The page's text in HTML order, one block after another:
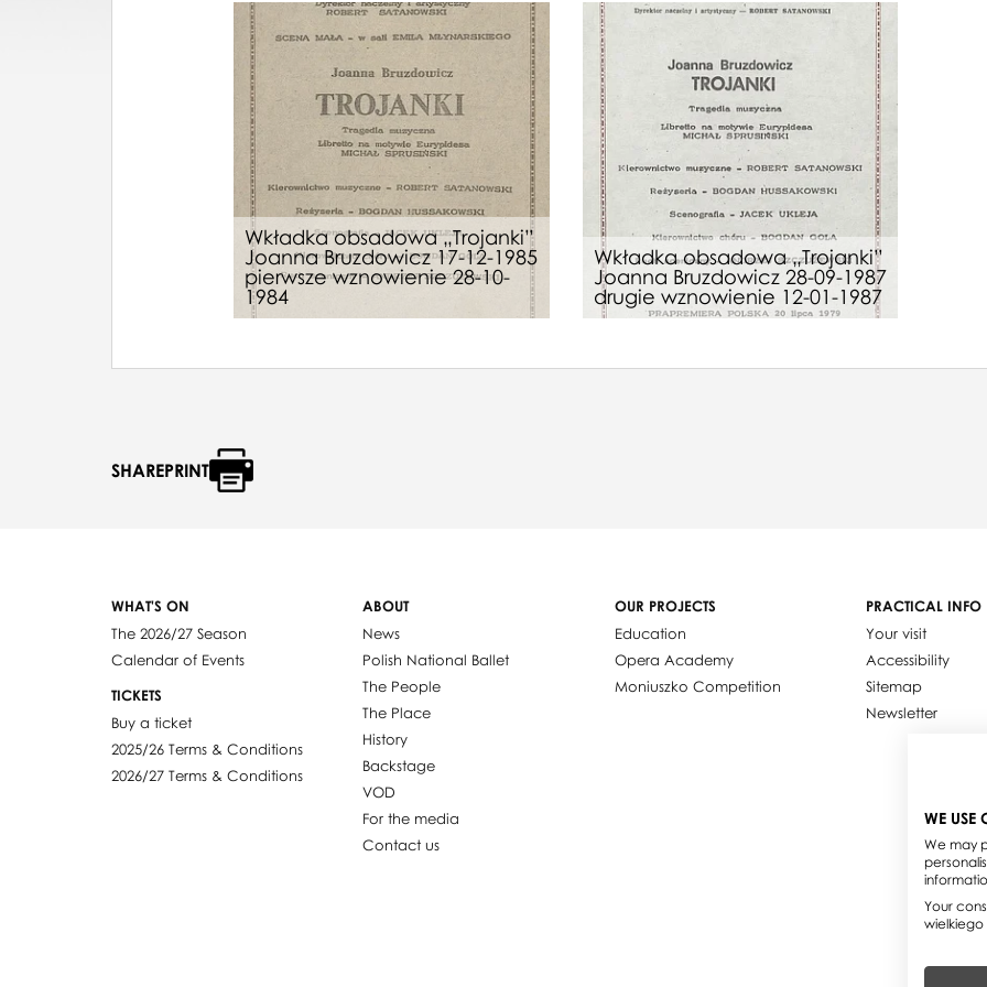
Wkładka obsadowa „Trojanki”
Joanna Bruzdowicz 17-12-1985
pierwsze wznowienie 28-10-
1984
Wkładka obsadowa „Trojanki”
Joanna Bruzdowicz 28-09-1987
drugie wznowienie 12-01-1987
SHAREPRINT
WHAT'S ON
The 2026/27 Season
Calendar of Events
TICKETS
Buy a ticket
2025/26 Terms & Conditions
2026/27 Terms & Conditions
ABOUT
News
Polish National Ballet
The People
The Place
History
Backstage
VOD
For the media
Contact us
OUR PROJECTS
Education
Opera Academy
Moniuszko Competition
PRACTICAL INFO
Your visit
Accessibility
Sitemap
Newsletter
WE USE
We may
Your
wielkiego